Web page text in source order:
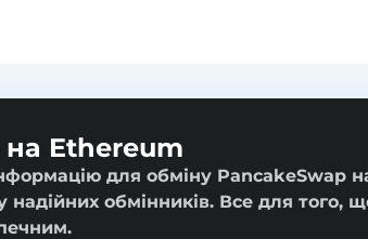
Ethereum
для обміну PancakeSwap
надійних обмінників. Все для того,